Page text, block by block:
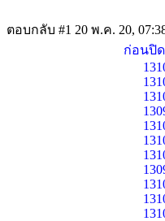
ตอบกลับ #1 20 พ.ค. 20,
ก่อนปิ